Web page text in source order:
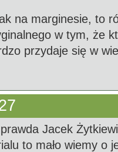
na marginesie, to
w tym, że
przydaje się w
Jacek
to mało wiemy o